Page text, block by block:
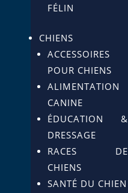
FÉLIN
CHIENS
ACCESSOIRES
POUR CHIENS
ALIMENTATION
CANINE
ÉDUCATION &
DRESSAGE
RACES DE
CHIENS
SANTÉ DU CHIEN